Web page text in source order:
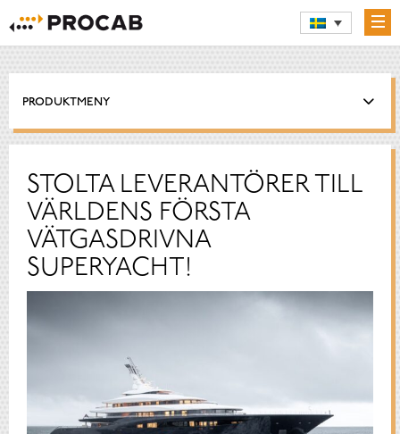
PRODUKTMENY
STOLTA LEVERANTÖRER TILL
VÄRLDENS FÖRSTA
VÄTGASDRIVNA
SUPERYACHT!